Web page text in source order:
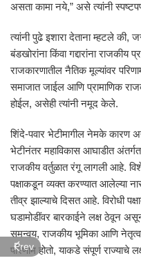
असता कामा नये,” असे त्यांनी
त्यांनी पुढे इशारा देताना म्हटले की,
बंडखोरांना किंवा गद्दारांना राजकीय
राजकारणातील नैतिक मूल्यांवर
समाजात जाईल आणि प्रामाणिक
होईल, असेही त्यांनी नमूद केले.
शिंदे-पवार भेटीमागील नेमके कारण
भेटीनंतर महाविकास आघाडीत
राजकीय वर्तुळात रंगू लागली आहे.
पक्षाकडून व्यक्त करण्यात आलेल्या
तीव्र झाल्याचे दिसत आहे. विरोधी
घडामोडींवर बारकाईने लक्ष ठेवून
समन्वय, राजकीय भूमिका आणि
परिणाम होतो, याकडे संपूर्ण राज्याचे
Prev